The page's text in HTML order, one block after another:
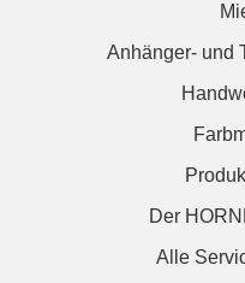
Anhänger- und
Der
Alle